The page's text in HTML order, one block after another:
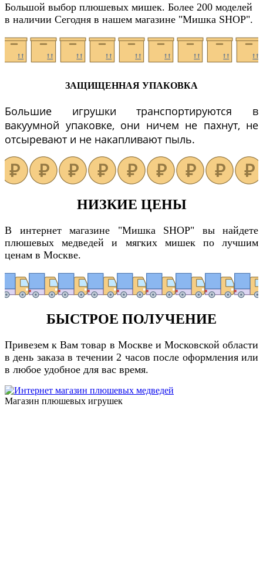
Большой выбор плюшевых мишек. Более 200 моделей
в наличии Сегодня в нашем магазине "Мишка SHOP".
ЗАЩИЩЕННАЯ УПАКОВКА
Большие игрушки транспортируются в
вакуумной упаковке, они ничем не пахнут, не
отсыревают и не накапливают пыль.
НИЗКИЕ ЦЕНЫ
В интернет магазине "Мишка SHOP" вы найдете
плюшевых медведей и мягких мишек по лучшим
ценам в Москве.
БЫСТРОЕ ПОЛУЧЕНИЕ
Привезем к Вам товар в Москве и Московской области
в день заказа в течении 2 часов после оформления или
в любое удобное для вас время.
Магазин плюшевых игрушек